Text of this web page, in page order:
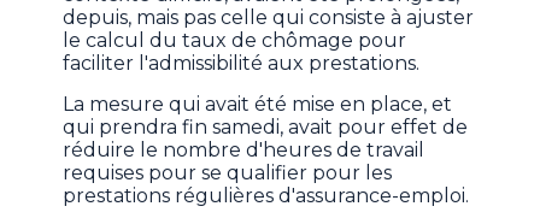
depuis, mais pas celle qui consiste à ajuster
le calcul du taux de chômage pour
faciliter l'admissibilité aux prestations.
La mesure qui avait été mise en place, et
qui prendra fin samedi, avait pour effet de
réduire le nombre d'heures de travail
requises pour se qualifier pour les
prestations régulières d'assurance-emploi.